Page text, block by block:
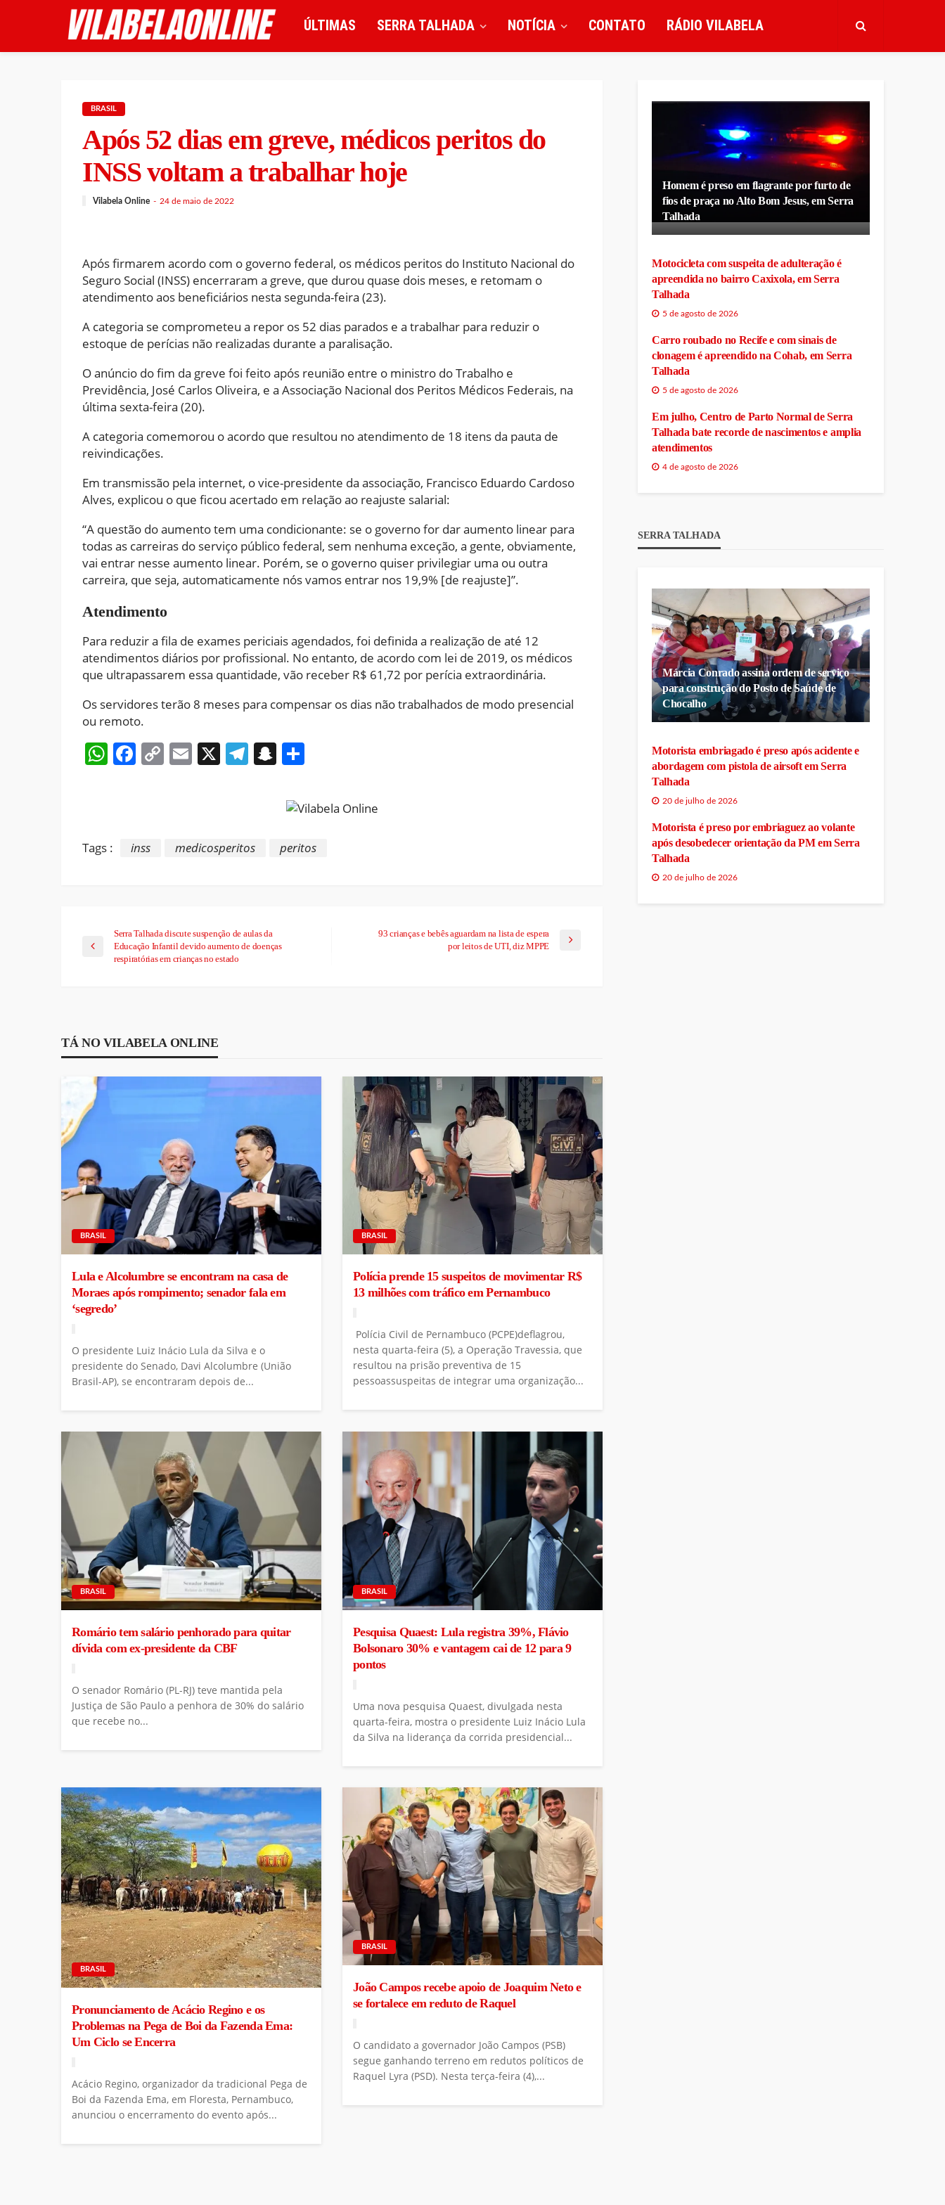
ÚLTIMAS SERRA TALHADA NOTÍCIA CONTATO RÁDIO VILABELA
BRASIL
Após 52 dias em greve, médicos peritos do
INSS voltam a trabalhar hoje
Vilabela Online 24 de maio de 2022
Após firmarem acordo com o governo federal, os médicos peritos do Instituto Nacional do
Seguro Social (INSS) encerraram a greve, que durou quase dois meses, e retomam o
atendimento aos beneficiários nesta segunda-feira (23).
A categoria se comprometeu a repor os 52 dias parados e a trabalhar para reduzir o
estoque de perícias não realizadas durante a paralisação.
O anúncio do fim da greve foi feito após reunião entre o ministro do Trabalho e
Previdência, José Carlos Oliveira, e a Associação Nacional dos Peritos Médicos Federais, na
última sexta-feira (20).
A categoria comemorou o acordo que resultou no atendimento de 18 itens da pauta de
reivindicações.
Em transmissão pela internet, o vice-presidente da associação, Francisco Eduardo Cardoso
Alves, explicou o que ficou acertado em relação ao reajuste salarial:
“A questão do aumento tem uma condicionante: se o governo for dar aumento linear para
todas as carreiras do serviço público federal, sem nenhuma exceção, a gente, obviamente,
vai entrar nesse aumento linear. Porém, se o governo quiser privilegiar uma ou outra
carreira, que seja, automaticamente nós vamos entrar nos 19,9% [de reajuste]”.
Atendimento
Para reduzir a fila de exames periciais agendados, foi definida a realização de até 12
atendimentos diários por profissional. No entanto, de acordo com lei de 2019, os médicos
que ultrapassarem essa quantidade, vão receber R$ 61,72 por perícia extraordinária.
Os servidores terão 8 meses para compensar os dias não trabalhados de modo presencial
ou remoto.
WhatsApp
Facebook
CopyEmail
X Telegram
Snapchat
Tags : inss medicosperitos peritos
Serra Talhada discute suspenção de aulas da
Educação Infantil devido aumento de doenças
respiratórias em crianças no estado
93 crianças e bebês aguardam na lista de espera
por leitos de UTI, diz MPPE
TÁ NO VILABELA ONLINE
BRASIL
Lula e Alcolumbre se encontram na casa de
Moraes após rompimento; senador fala em
‘segredo’
O presidente Luiz Inácio Lula da Silva e o
presidente do Senado, Davi Alcolumbre (União
Brasil-AP), se encontraram depois de...
BRASIL
Polícia prende 15 suspeitos de movimentar R$
13 milhões com tráfico em Pernambuco
Polícia Civil de Pernambuco (PCPE)deflagrou,
nesta quarta-feira (5), a Operação Travessia, que
resultou na prisão preventiva de 15
pessoassuspeitas de integrar uma organização...
BRASIL
Romário tem salário penhorado para quitar
dívida com ex-presidente da CBF
O senador Romário (PL-RJ) teve mantida pela
Justiça de São Paulo a penhora de 30% do salário
que recebe no...
BRASIL
Pesquisa Quaest: Lula registra 39%, Flávio
Bolsonaro 30% e vantagem cai de 12 para 9
pontos
Uma nova pesquisa Quaest, divulgada nesta
quarta-feira, mostra o presidente Luiz Inácio Lula
da Silva na liderança da corrida presidencial...
BRASIL
Pronunciamento de Acácio Regino e os
Problemas na Pega de Boi da Fazenda Ema:
Um Ciclo se Encerra
Acácio Regino, organizador da tradicional Pega de
Boi da Fazenda Ema, em Floresta, Pernambuco,
anunciou o encerramento do evento após...
BRASIL
João Campos recebe apoio de Joaquim Neto e
se fortalece em reduto de Raquel
O candidato a governador João Campos (PSB)
segue ganhando terreno em redutos políticos de
Raquel Lyra (PSD). Nesta terça-feira (4),...
Homem é preso em flagrante por furto de
fios de praça no Alto Bom Jesus, em Serra
Talhada
Motocicleta com suspeita de adulteração é
apreendida no bairro Caxixola, em Serra
Talhada
5 de agosto de 2026
Carro roubado no Recife e com sinais de
clonagem é apreendido na Cohab, em Serra
Talhada
5 de agosto de 2026
Em julho, Centro de Parto Normal de Serra
Talhada bate recorde de nascimentos e amplia
atendimentos
4 de agosto de 2026
SERRA TALHADA
Márcia Conrado assina ordem de serviço
para construção do Posto de Saúde de
Chocalho
Motorista embriagado é preso após acidente e
abordagem com pistola de airsoft em Serra
Talhada
20 de julho de 2026
Motorista é preso por embriaguez ao volante
após desobedecer orientação da PM em Serra
Talhada
20 de julho de 2026